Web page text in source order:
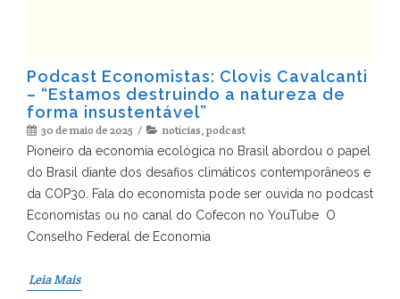
Podcast Economistas: Clovis Cavalcanti
– “Estamos destruindo a natureza de
forma insustentável”
30 de maio de 2025 notícias podcast
Pioneiro da economia ecológica no Brasil abordou o papel
do Brasil diante dos desafios climáticos contemporâneos e
da COP30. Fala do economista pode ser ouvida no podcast
Economistas ou no canal do Cofecon no YouTube O
Conselho Federal de Economia
Leia Mais